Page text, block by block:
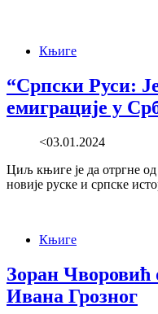
Књиге
“Српски Руси:
емиграције у
<03.01.2024
Циљ књиге је да отргне од
новије руске и српске
Књиге
Зоран Чворовић
Ивана Грозног